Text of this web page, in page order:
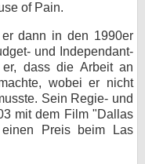
of Pain.
dann in den 1990er
und Independant-
dass die Arbeit an
wobei er nicht
Sein Regie- und
mit dem Film "Dallas
Preis beim Las